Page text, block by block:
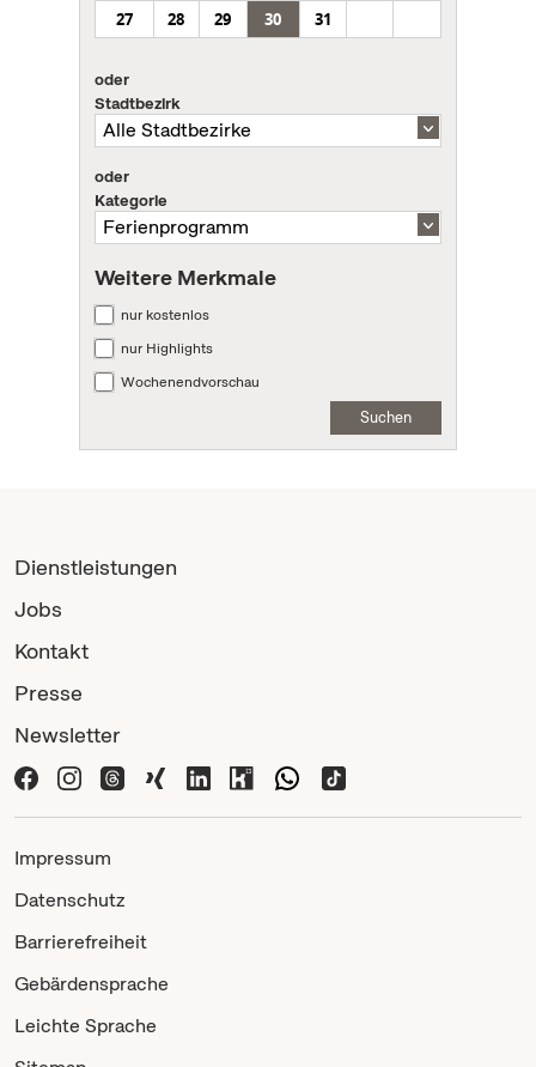
27
28 29 30 31
oder
Stadtbezirk
oder
Kategorie
Weitere Merkmale
nur kostenlos
nur Highlights
Wochenendvorschau
Suchen
Dienstleistungen
Jobs
Kontakt
Presse
Newsletter
Impressum
Datenschutz
Barrierefreiheit
Gebärdensprache
Leichte Sprache